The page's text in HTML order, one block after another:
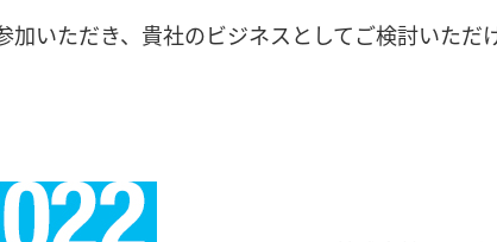
いただき、貴社のビジネスとしてご検討いただ